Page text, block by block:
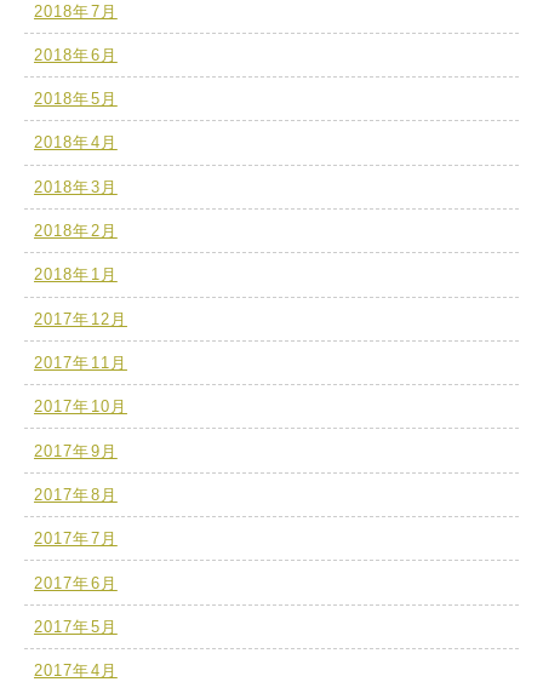
2018年7月
2018年6月
2018年5月
2018年4月
2018年3月
2018年2月
2018年1月
2017年12月
2017年11月
2017年10月
2017年9月
2017年8月
2017年7月
2017年6月
2017年5月
2017年4月